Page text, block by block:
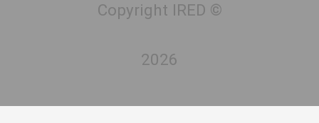
Copyright IRED ©
2026